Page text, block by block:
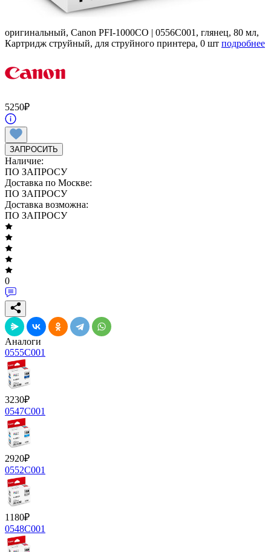
оригинальный, Canon PFI-1000CO | 0556C001, глянец, 80 мл,
Картридж струйный, для струйного принтера, 0 шт подробнее
5250₽
ЗАПРОСИТЬ
Наличие:
ПО ЗАПРОСУ
Доставка по Москве:
ПО ЗАПРОСУ
Доставка возможна:
ПО ЗАПРОСУ
0
Аналоги
0555C001
3230₽
0547C001
2920₽
0552C001
1180₽
0548C001